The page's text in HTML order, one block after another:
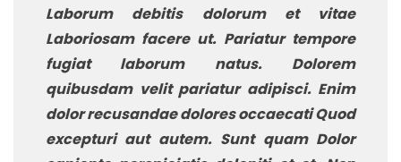
Laborum debitis dolorum et vitae
Laboriosam facere ut. Pariatur tempore
fugiat laborum natus. Dolorem
quibusdam velit pariatur adipisci. Enim
dolor recusandae dolores occaecati Quod
excepturi aut autem. Sunt quam Dolor